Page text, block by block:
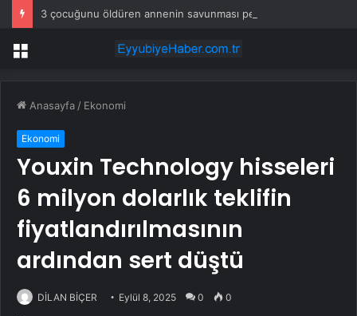
3 çocuğunu öldüren annenin savunması pes dedirtti
Menü
Anasayfa / Ekonomi
Ekonomi
Youxin Technology hisseleri
6 milyon dolarlık teklifin
fiyatlandırılmasının
ardından sert düştü
DİLAN BİÇER Eylül 8, 2025 0 0